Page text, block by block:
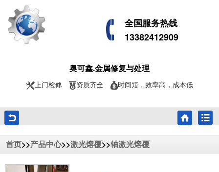
全国服务热线
13382412909
奥可鑫.金属修复与处理
上门检修 资质齐全 时间短，效率高，成本低
首页>>产品中心>>激光熔覆>>轴激光熔覆